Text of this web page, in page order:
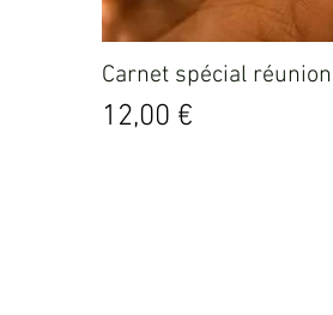
Carnet spécial
Prix
12,00 €